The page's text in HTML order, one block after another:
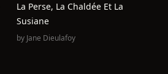
La Perse, La Chaldée Et La
Susiane
by Jane Dieulafoy